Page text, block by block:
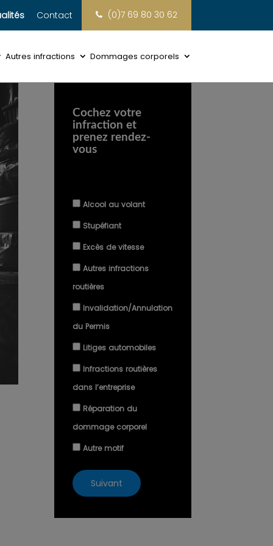
Contact (0)7 69 80 30 62
Autres infractions Dommages corporels
Cochez votre
infraction et
prenez rendez-
vous
Alcool au volant
Stupéfiant
Excès de vitesse
Autres infractions
routières
Invalidation/Annulation
du Permis
Litiges automobiles
Infractions routières
dans l’entreprise
Réparation du
dommage corporel
Autre motif
Suivant